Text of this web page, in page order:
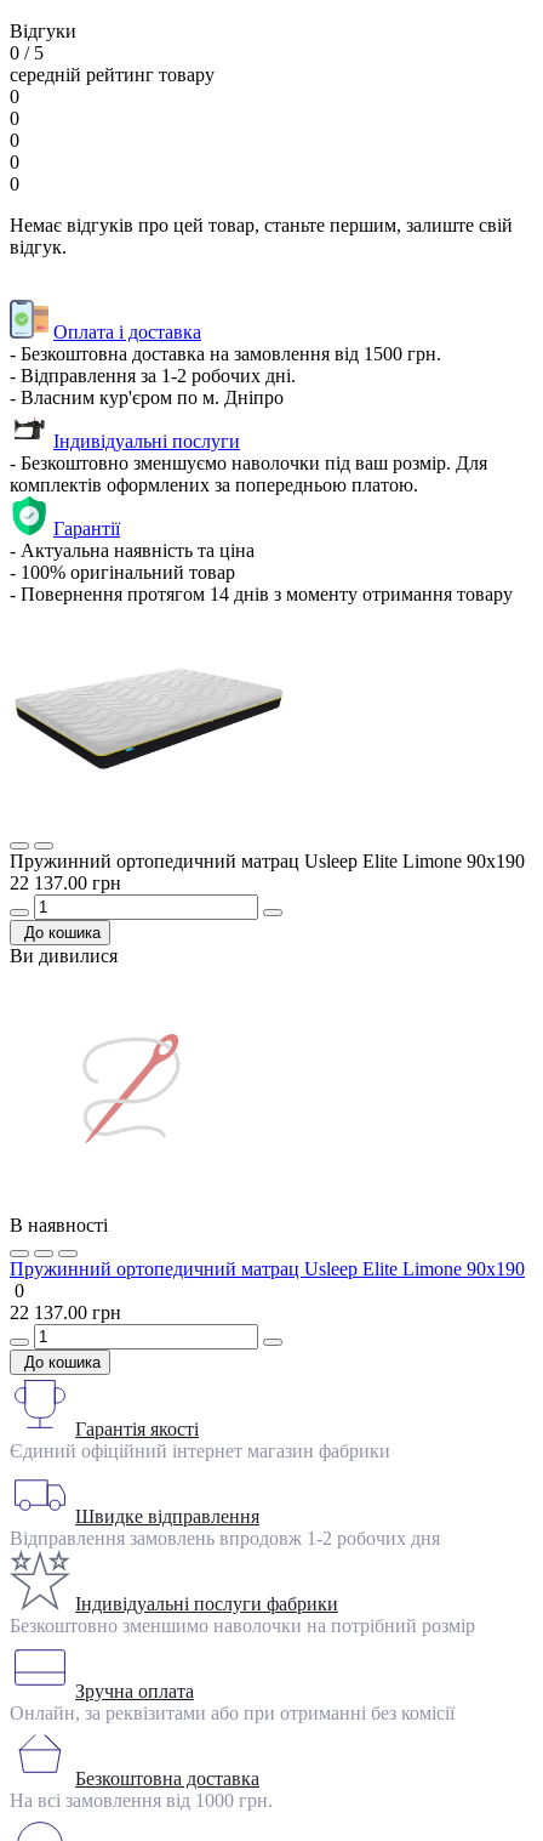
Відгуки
0 / 5
середній рейтинг товару
0
0
0
0
0
Немає відгуків про цей товар, станьте першим, залиште свій
відгук.
Оплата і доставка
- Безкоштовна доставка на замовлення від 1500 грн.
- Відправлення за 1-2 робочих дні.
- Власним кур'єром по м. Дніпро
Індивідуальні послуги
- Безкоштовно зменшуємо наволочки під ваш розмір. Для
комплектів оформлених за попередньою платою.
Гарантії
- Актуальна наявність та ціна
- 100% оригінальний товар
- Повернення протягом 14 днів з моменту отримання товару
Пружинний ортопедичний матрац Usleep Elite Limone 90х190
22 137.00 грн
До кошика
Ви дивилися
В наявності
Пружинний ортопедичний матрац Usleep Elite Limone 90х190
0
22 137.00 грн
До кошика
Гарантія якості
Єдиний офіційний інтернет магазин фабрики
Швидке відправлення
Відправлення замовлень впродовж 1-2 робочих дня
Індивідуальні послуги фабрики
Безкоштовно зменшимо наволочки на потрібний розмір
Зручна оплата
Онлайн, за реквізитами або при отриманні без комісії
Безкоштовна доставка
На всі замовлення від 1000 грн.